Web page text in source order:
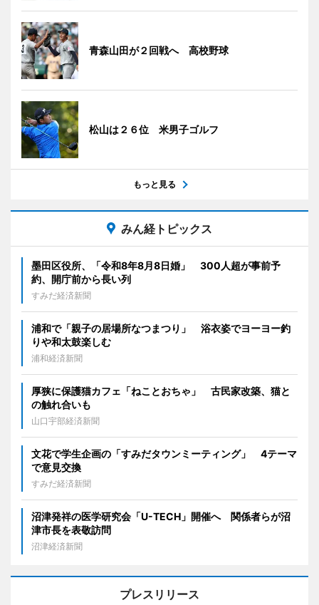
青森山田が２回戦へ 高校野球
松山は２６位 米男子ゴルフ
もっと見る
みん経トピックス
墨田区役所、「令和8年8月8日婚」 300人超が事前予
約、開庁前から長い列
すみだ経済新聞
浦和で「親子の居場所なつまつり」 浴衣姿でヨーヨー釣
りや和太鼓楽しむ
浦和経済新聞
厚狭に保護猫カフェ「ねことおちゃ」 古民家改築、猫と
の触れ合いも
山口宇部経済新聞
文花で学生企画の「すみだタウンミーティング」 4テーマ
で意見交換
すみだ経済新聞
沼津発祥の医学研究会「U-TECH」開催へ 関係者らが沼
津市長を表敬訪問
沼津経済新聞
プレスリリース